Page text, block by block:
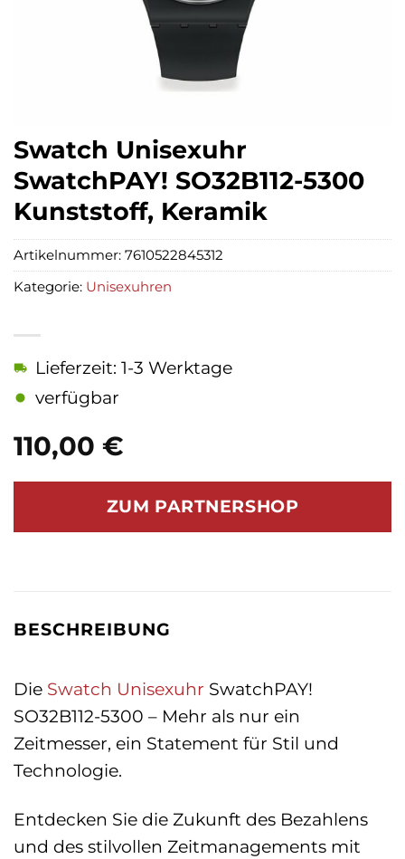
Swatch Unisexuhr
SwatchPAY! SO32B112-5300
Kunststoff, Keramik
110,00 €
Lieferzeit: 1-3 Werktage
verfügbar
ZUM PARTNERSHOP
Artikelnummer: 7610522845312
Kategorie: Unisexuhren
BESCHREIBUNG
Die Swatch Unisexuhr SwatchPAY!
SO32B112-5300 – Mehr als nur ein
Zeitmesser, ein Statement für Stil und
Technologie.
Entdecken Sie die Zukunft des Bezahlens
und des stilvollen Zeitmanagements mit